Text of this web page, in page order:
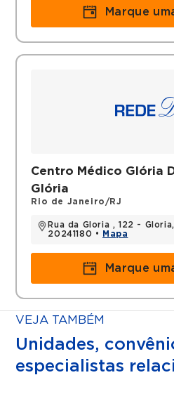
Marque
Centro Médico Glória
Glória
Rio de Janeiro/RJ
Rua da Gloria , 122 -
20241180 •
Mapa
Marque
VEJA TAMBÉM
Unidades,
especialistas